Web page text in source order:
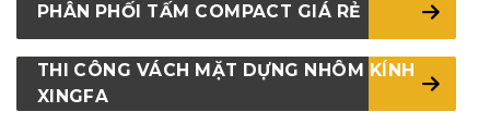
PHÂN PHỐI TẤM COMPACT GIÁ RẺ
THI CÔNG VÁCH MẶT DỰNG NHÔM KÍNH
XINGFA